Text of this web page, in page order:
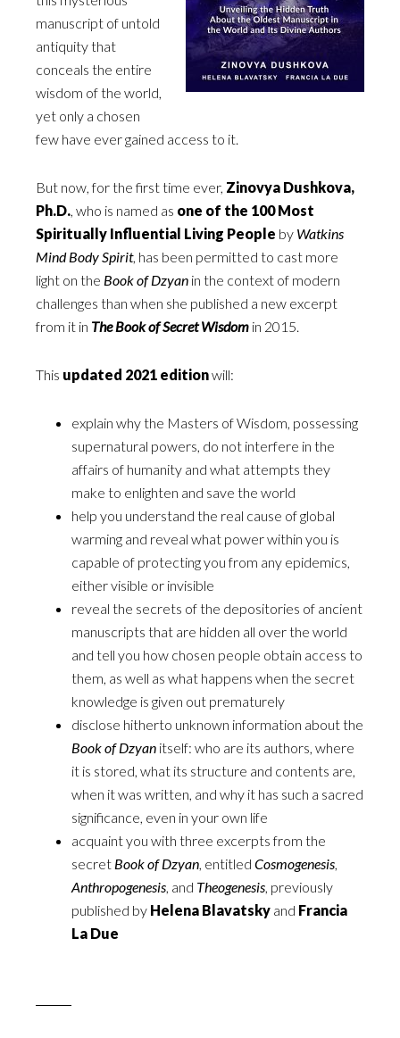
manuscript of untold
antiquity that
conceals the entire
wisdom of the world,
yet only a chosen
few have ever gained access to it.
But now, for the first time ever, Zinovya Dushkova,
Ph.D., who is named as one of the 100 Most
Spiritually Influential Living People by Watkins
Mind Body Spirit, has been permitted to cast more
light on the Book of Dzyan in the context of modern
challenges than when she published a new excerpt
from it in The Book of Secret Wisdom in 2015.
This updated 2021 editionwill:
explain why the Masters of Wisdom, possessing
supernatural powers, do not interfere in the
affairs of humanity and what attempts they
make to enlighten and save the world
help you understand the real cause of global
warming and reveal what power within you is
capable of protecting you from any epidemics,
either visible or invisible
reveal the secrets of the depositories of ancient
manuscripts that are hidden all over the world
and tell you how chosen people obtain access to
them, as well as what happens when the secret
knowledge is given out prematurely
disclose hitherto unknown information about the
Book of Dzyan itself: who are its authors, where
it is stored, what its structure and contents are,
when it was written, and why it has such a sacred
significance, even in your own life
acquaint you with three excerpts from the
secret Book of Dzyan, entitled Cosmogenesis,
Anthropogenesis, and Theogenesis, previously
published by Helena Blavatsky and Francia
La Due